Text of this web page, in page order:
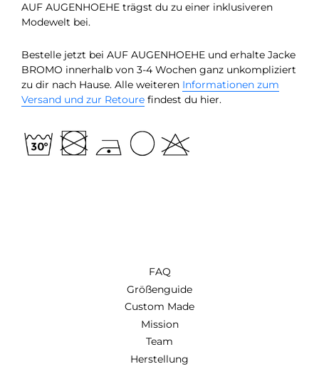
AUF AUGENHOEHE trägst du zu einer inklusiveren
Modewelt bei.
Bestelle jetzt bei AUF AUGENHOEHE und erhalte Jacke
BROMO innerhalb von 3-4 Wochen ganz unkompliziert
zu dir nach Hause. Alle weiteren Informationen zum
Versand und zur Retoure findest du hier.
FAQ
Größenguide
Custom Made
Mission
Team
Herstellung